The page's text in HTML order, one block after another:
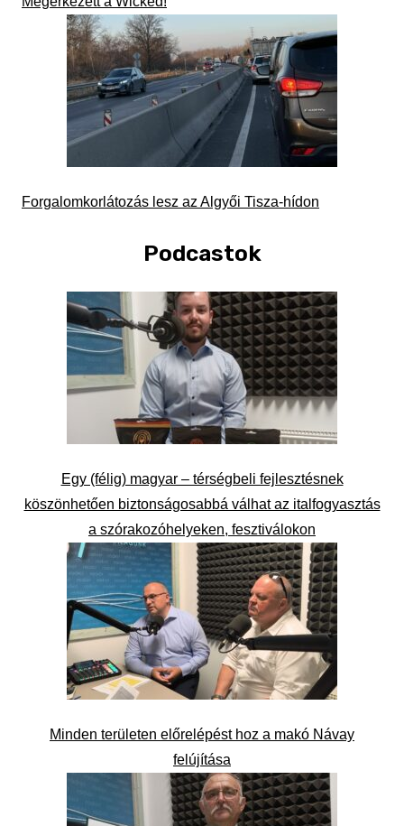
Forgalomkorlátozás lesz az Algyői Tisza-hídon
Podcastok
Egy (félig) magyar – térségbeli fejlesztésnek
köszönhetően biztonságosabbá válhat az italfogyasztás
a szórakozóhelyeken, fesztiválokon
Minden területen előrelépést hoz a makó Návay
felújítása